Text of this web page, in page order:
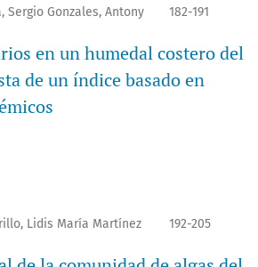
Sergio Gonzales, Antony
182-191
en un humedal costero del
de un índice basado en
Lidis María Martínez
192-205